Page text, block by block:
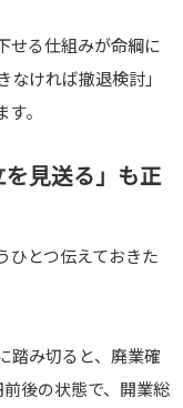
せる仕組みが命綱に
ければ撤退検討」
。
を見送る」も正
ひとつ伝えておきた
踏み切ると、廃業確
後の状態で、開業総